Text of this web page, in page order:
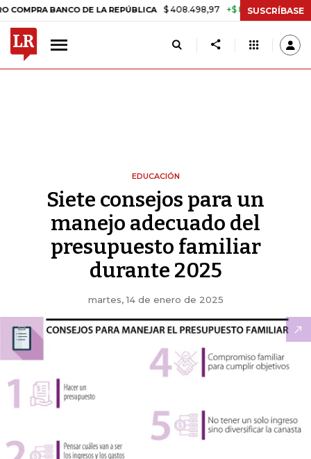
BANCO DE LA REPÚBLICA $ 408.498,97 +$ 8.753,81 +2,19%
SUSCRÍBASE
EDUCACIÓN
Siete consejos para un
manejo adecuado del
presupuesto familiar
durante 2025
martes, 14 de enero de 2025